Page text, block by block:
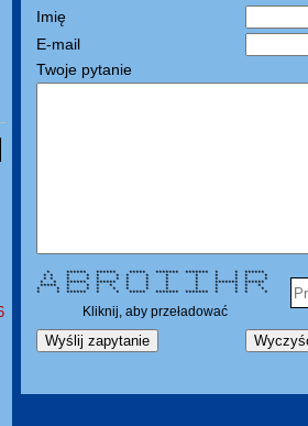
Imię
E-mail
Twoje pytanie
* ****** ****** ***** ******* ******* * * ******
* * * * * * * * * * * * * *
* * * * * * * * * * * * * *
* * ****** ****** * * * * ******* ******
***** * * * * * * * * * * * *
* * * * * * * * * * * * * *
* * ****** * * ***** ******* ******* * * * *
Kliknij, aby przeładować